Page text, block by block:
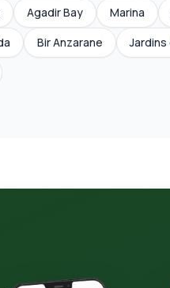
Agadir Bay Marina
Bir Anzarane Jardins